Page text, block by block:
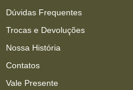
Dúvidas Frequentes
Trocas e Devoluções
Nossa História
Contatos
Vale Presente